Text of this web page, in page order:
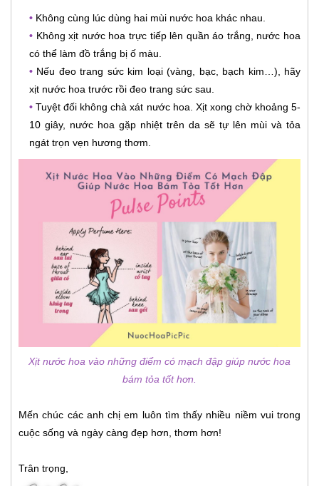
• Không cùng lúc dùng hai mùi nước hoa khác nhau.
• Không xịt nước hoa trực tiếp lên quần áo trắng, nước hoa
có thể làm đồ trắng bị ố màu.
• Nếu đeo trang sức kim loại (vàng, bạc, bạch kim…), hãy
xịt nước hoa trước rồi đeo trang sức sau.
• Tuyệt đối không chà xát nước hoa. Xịt xong chờ khoảng 5-
10 giây, nước hoa gặp nhiệt trên da sẽ tự lên mùi và tỏa
ngát trọn vẹn hương thơm.
Xịt nước hoa vào những điểm có mạch đập giúp nước hoa
bám tỏa tốt hơn.
Mến chúc các anh chị em luôn tìm thấy nhiều niềm vui trong
cuộc sống và ngày càng đẹp hơn, thơm hơn!
Trân trọng,